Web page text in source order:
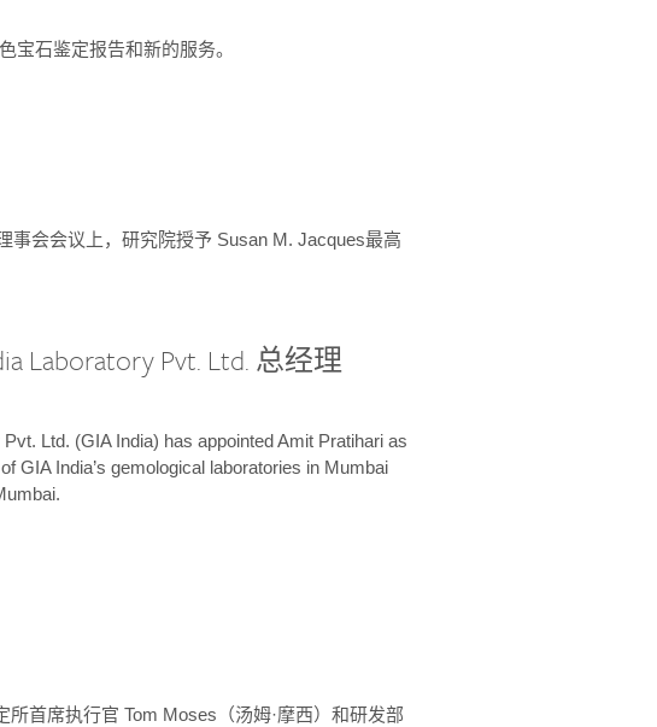
宝石鉴定报告和新的服务。
事会会议上，研究院授予 Susan M. Jacques最高
Laboratory Pvt. Ltd. 总经理
Ltd. (GIA India) has appointed Amit Pratihari as
GIA India’s gemological laboratories in Mumbai
首席执行官 Tom Moses（汤姆·摩西）和研发部